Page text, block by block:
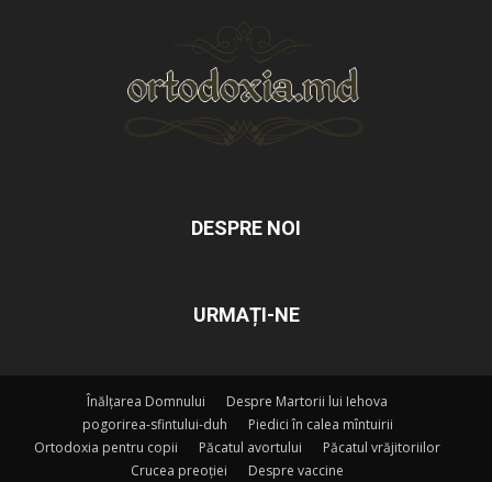
DESPRE NOI
URMAȚI-NE
Înălțarea Domnului
Despre Martorii lui Iehova
pogorirea-sfintului-duh
Piedici în calea mîntuirii
Ortodoxia pentru copii
Păcatul avortului
Păcatul vrăjitoriilor
Crucea preoției
Despre vaccine